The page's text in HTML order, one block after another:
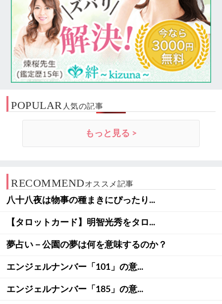
POPULAR 人気の記事
もっと見る >
RECOMMENDオススメ記事
八十八夜は物事の種まきにぴったり...
【タロットカード】明智光秀をタロ...
夢占い－公園の夢は何を意味するのか？
エンジェルナンバー「101」の意...
エンジェルナンバー「185」の意...